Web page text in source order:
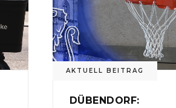
AKTUELL BEITRAG
DÜBENDORF: